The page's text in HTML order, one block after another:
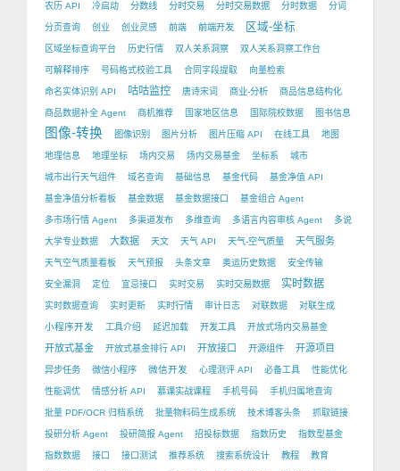
农历 API 冷启动 分数线 分时交易 分时交易数据 分时数据 分词
分页查询 创业 创业灵感 前端 前端开发 区域-坐标
区域坐标查询平台 历史行情 双人关系洞察 双人关系洞察工作台
可解释排序 号码格式校验工具 合同字段提取 向量检索
命名实体识别 API 咕咕监控 唐诗宋词 商业-分析 商品信息结构化
商品数据补全 Agent 商机推荐 国家地区信息 国际院校数据 图书信息
图像-转换 图像识别 图片分析 图片压缩 API 在线工具 地图
地理信息 地理坐标 场内交易 场内交易基金 坐标系 城市
城市出行天气组件 域名查询 基础信息 基金代码 基金净值 API
基金净值分析看板 基金数据 基金数据接口 基金组合 Agent
多市场行情 Agent 多渠道发布 多维查询 多语言内容审核 Agent 多说
大学专业数据 大数据 天文 天气 API 天气-空气质量 天气服务
天气空气质量看板 天气预报 头条文章 奥运历史数据 安全传输
安全漏洞 定位 宜忌接口 实时交易 实时交易数据 实时数据
实时数据查询 实时更新 实时行情 审计日志 对联数据 对联生成
小程序开发 工具介绍 延迟加载 开发工具 开放式场内交易基金
开放式基金 开放式基金排行 API 开放接口 开源组件 开源项目
异步任务 微信小程序 微信开发 心理测评 API 必备工具 性能优化
性能调优 情感分析 API 慕课实战课程 手机号码 手机归属地查询
批量 PDF/OCR 归档系统 批量物料码生成系统 技术博客头条 抓取链接
投研分析 Agent 投研简报 Agent 招投标数据 指数历史 指数型基金
指数数据 接口 接口测试 推荐系统 搜索系统设计 教程 教育